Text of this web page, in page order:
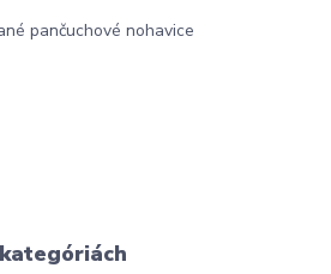
pančuchové nohavice